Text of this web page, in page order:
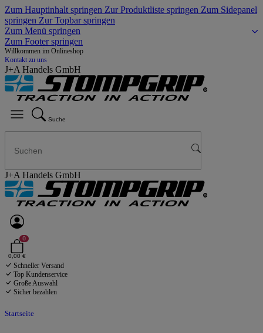
Zum Hauptinhalt springen Zur Produktliste springen Zum Sidepanel
springen Zur Topbar springen
Zum Menü springen
Zum Footer springen
Willkommen im Onlineshop
Kontakt zu uns
J+A Handels GmbH
Suche
J+A Handels GmbH
0
0,00 €
Schneller Versand
Top Kundenservice
Große Auswahl
Sicher bezahlen
Startseite